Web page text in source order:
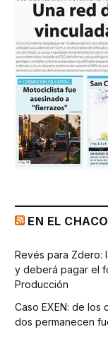
EN EL CHACO
Revés para Zdero:
y deberá pagar el
Producción
Caso EXEN: de los
dos permanecen